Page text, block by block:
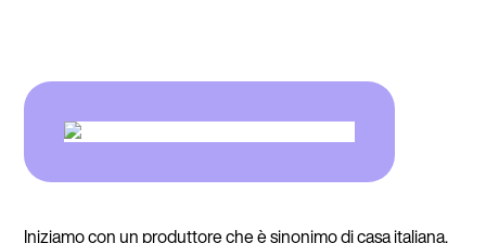
Iniziamo con un produttore che è sinonimo di casa italiana,